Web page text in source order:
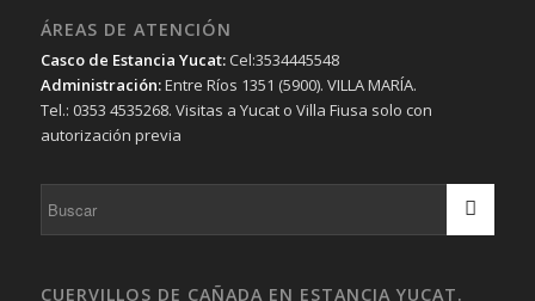
ÁREAS DE ATENCIÓN
Casco de Estancia Yucat:Cel:3534445548
Administración:Entre Ríos 1351 (5900). VILLA MARÍA.
Tel.: 0353 4535268. Visitas a Yucat o Villa Fiusa solo con
autorización previa
CUERVILLOS DE CAÑADA EN ESTANCIA YUCAT.